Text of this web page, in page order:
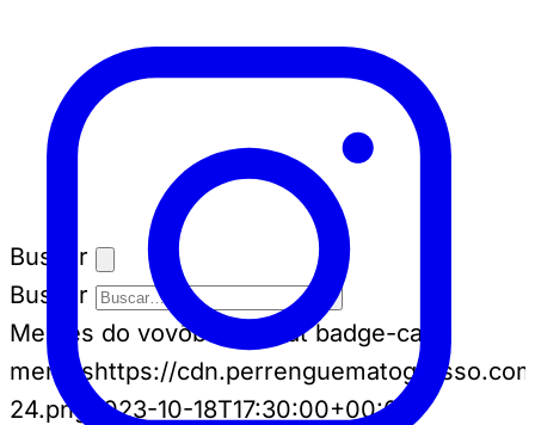
Buscar
Buscar
Memes do vovôbadge-cat badge-cat--
memeshttps://
24.png
2023-10-18T17:30:00+00:00